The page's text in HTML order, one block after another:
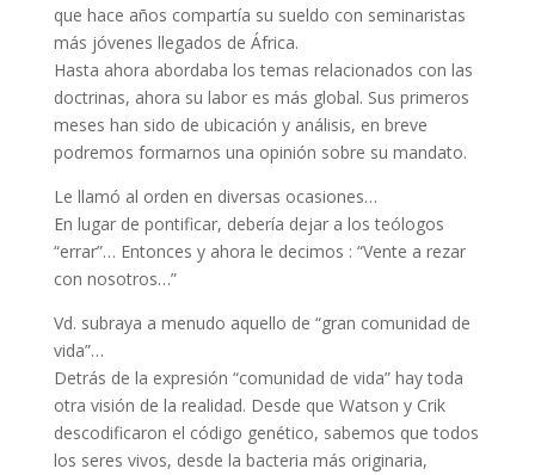
que hace años compartía su sueldo con seminaristas
más jóvenes llegados de África.
Hasta ahora abordaba los temas relacionados con las
doctrinas, ahora su labor es más global. Sus primeros
meses han sido de ubicación y análisis, en breve
podremos formarnos una opinión sobre su mandato.
Le llamó al orden en diversas ocasiones…
En lugar de pontificar, debería dejar a los teólogos
“errar”… Entonces y ahora le decimos : “Vente a rezar
con nosotros…”
Vd. subraya a menudo aquello de “gran comunidad de
vida”…
Detrás de la expresión “comunidad de vida” hay toda
otra visión de la realidad. Desde que Watson y Crik
descodificaron el código genético, sabemos que todos
los seres vivos, desde la bacteria más originaria,